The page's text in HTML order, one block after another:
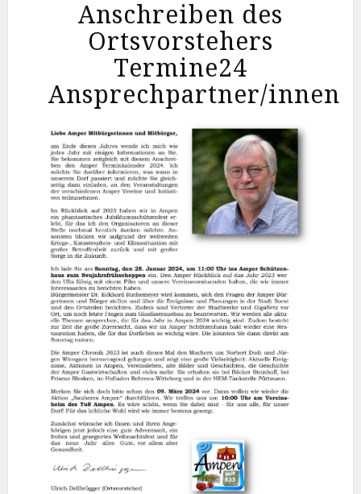
Anschreiben des
Ortsvorstehers
Termine24
Ansprechpartner/innen